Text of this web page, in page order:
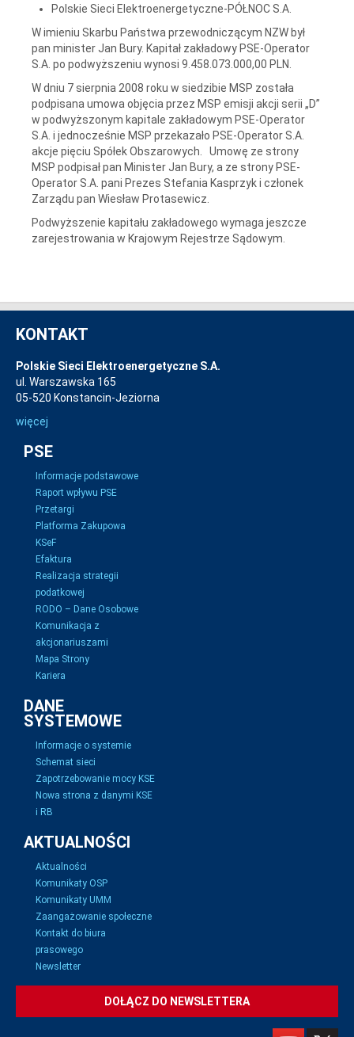
Polskie Sieci Elektroenergetyczne-PÓŁNOC S.A.
W imieniu Skarbu Państwa przewodniczącym NZW był
pan minister Jan Bury. Kapitał zakładowy PSE-Operator
S.A. po podwyższeniu wynosi 9.458.073.000,00 PLN.
W dniu 7 sierpnia 2008 roku w siedzibie MSP została
podpisana umowa objęcia przez MSP emisji akcji serii „D”
w podwyższonym kapitale zakładowym PSE-Operator
S.A. i jednocześnie MSP przekazało PSE-Operator S.A.
akcje pięciu Spółek Obszarowych. Umowę ze strony
MSP podpisał pan Minister Jan Bury, a ze strony PSE-
Operator S.A. pani Prezes Stefania Kasprzyk i członek
Zarządu pan Wiesław Protasewicz.
Podwyższenie kapitału zakładowego wymaga jeszcze
zarejestrowania w Krajowym Rejestrze Sądowym.
KONTAKT
Polskie Sieci Elektroenergetyczne S.A.
ul. Warszawska 165
05-520 Konstancin-Jeziorna
więcej
PSE
Informacje podstawowe
Raport wpływu PSE
Przetargi
Platforma Zakupowa
KSeF
Efaktura
Realizacja strategii
podatkowej
RODO – Dane Osobowe
Komunikacja z
akcjonariuszami
Mapa Strony
Kariera
DANE
SYSTEMOWE
Informacje o systemie
Schemat sieci
Zapotrzebowanie mocy KSE
Nowa strona z danymi KSE
i RB
AKTUALNOŚCI
Aktualności
Komunikaty OSP
Komunikaty UMM
Zaangażowanie społeczne
Kontakt do biura
prasowego
Newsletter
DOŁĄCZ DO NEWSLETTERA